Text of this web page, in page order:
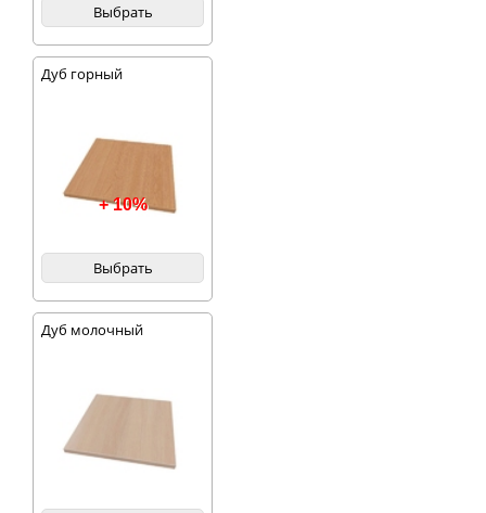
Выбрать
Дуб горный
+ 10%
Выбрать
Дуб молочный